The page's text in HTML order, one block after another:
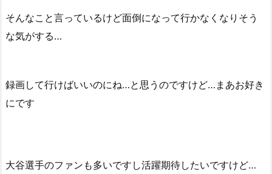
そんなこと言っているけど面倒になって行かなくなりそう
な気がする…
録画して行けばいいのにね…と思うのですけど…まあお好き
にです
大谷選手のファンも多いですし活躍期待したいですけど…